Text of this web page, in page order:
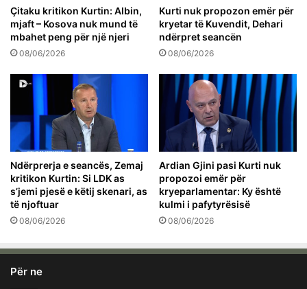
Çitaku kritikon Kurtin: Albin,
mjaft – Kosova nuk mund të
mbahet peng për një njeri
08/06/2026
Kurti nuk propozon emër për
kryetar të Kuvendit, Dehari
ndërpret seancën
08/06/2026
Ndërprerja e seancës, Zemaj
kritikon Kurtin: Si LDK as
s’jemi pjesë e këtij skenari, as
të njoftuar
08/06/2026
Ardian Gjini pasi Kurti nuk
propozoi emër për
kryeparlamentar: Ky është
kulmi i pafytyrësisë
08/06/2026
Për ne